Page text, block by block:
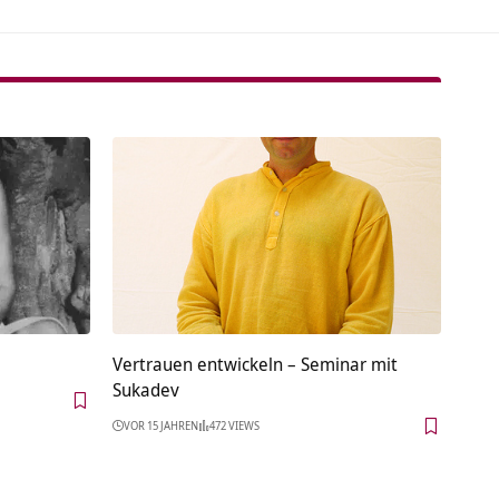
Vertrauen entwickeln – Seminar mit
Sukadev
VOR 15 JAHREN 472 VIEWS